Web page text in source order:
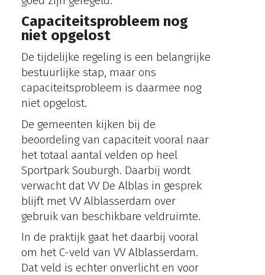
Capaciteitsprobleem nog
niet opgelost
De tijdelijke regeling is een belangrijke
bestuurlijke stap, maar ons
capaciteitsprobleem is daarmee nog
niet opgelost.
De gemeenten kijken bij de
beoordeling van capaciteit vooral naar
het totaal aantal velden op heel
Sportpark Souburgh. Daarbij wordt
verwacht dat VV De Alblas in gesprek
blijft met VV Alblasserdam over
gebruik van beschikbare veldruimte.
In de praktijk gaat het daarbij vooral
om het C-veld van VV Alblasserdam.
Dat veld is echter onverlicht en voor